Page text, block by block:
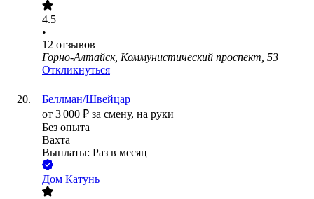
4.5
•
12 отзывов
Горно-Алтайск, Коммунистический проспект, 53
Откликнуться
Беллман/Швейцар
от 3 000 ₽ за смену, на руки
Без опыта
Вахта
Выплаты: Раз в месяц
Дом Катунь